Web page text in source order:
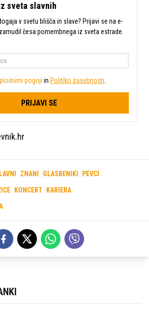
sveta slavnih
v svetu blišča in slave? Prijavi se na e-
česa pomembnega iz sveta estrade.
pogoji in Politiko zasebnosti
PRIJAVI SE
ZNANI GLASBENIKI PEVCI
KONCERT KARIERA